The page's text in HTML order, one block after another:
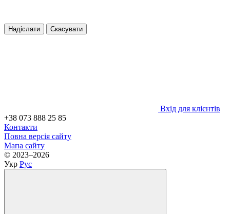
Надіслати Скасувати
Вхід для клієнтів
+38 073 888 25 85
Контакти
Повна версія сайту
Мапа сайту
© 2023–2026
Укр Рус